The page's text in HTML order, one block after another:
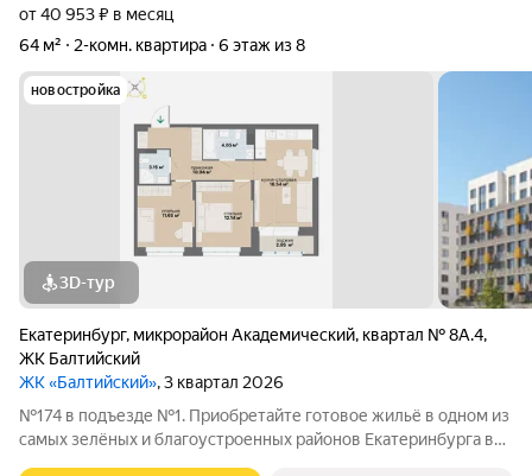
от 40 953 ₽ в месяц
64 м²
2-комн. квартира 6 этаж из 8
новостройка
3D-тур
Екатеринбург, микрорайон Академический, квартал № 8А.4,
ЖК Балтийский
ЖК «Балтийский», 3 квартал 2026
№174 в подъезде №1. Приобретайте готовое жильё в одном из
самых зелёных и благоустроенных районов Екатеринбурга в